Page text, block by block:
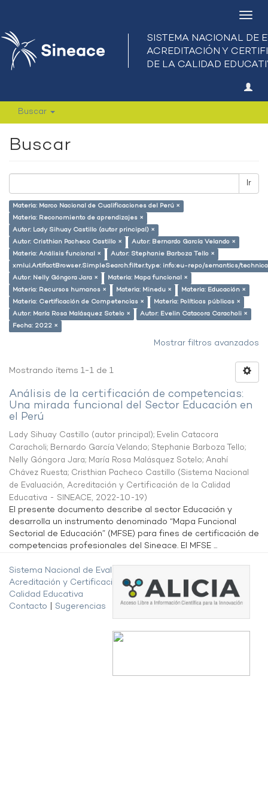
Buscar
Buscar
Ir
Materia: Marco Nacional de Cualificaciones del Perú ×
Materia: Reconomiento de aprendizajes ×
Autor: Lady Sihuay Castillo (autor principal) ×
Autor: Cristhian Pacheco Castillo ×
Autor: Bernardo García Velando ×
Materia: Análisis funcional ×
Autor: Stephanie Barboza Tello ×
xmlui.ArtifactBrowser.SimpleSearch.filter.type: info:eu-repo/semantics/
Autor: Nelly Góngora Jara ×
Materia: Mapa funcional ×
Materia: Recursos humanos ×
Materia: Minedu ×
Materia: Educación ×
Materia: Certificación de Competencias ×
Materia: Políticas públicas ×
Autor: María Rosa Malásquez Sotelo ×
Autor: Evelin Catacora Caracholi ×
Fecha: 2022 ×
Mostrar filtros avanzados
Mostrando ítems 1-1 de 1
Análisis de la certificación de competencias:
Una mirada funcional del Sector Educación en
el Perú
Lady Sihuay Castillo (autor principal); Evelin Catacora
Caracholi; Bernardo García Velando; Stephanie Barboza Tello;
Nelly Góngora Jara; María Rosa Malásquez Sotelo; Anahí
Chávez Ruesta; Cristhian Pacheco Castillo (Sistema Nacional
de Evaluación, Acreditación y Certificación de la Calidad
Educativa - SINEACE, 2022-10-19)
El presente documento describe al sector Educación y
desarrolla un instrumento denominado “Mapa Funcional
Sectorial de Educación” (MFSE) para fines de certificación de
competencias profesionales del Sineace. El MFSE ...
Sistema Nacional de Evaluación,
Acreditación y Certificación de la
Calidad Educativa
Contacto
Sugerencias